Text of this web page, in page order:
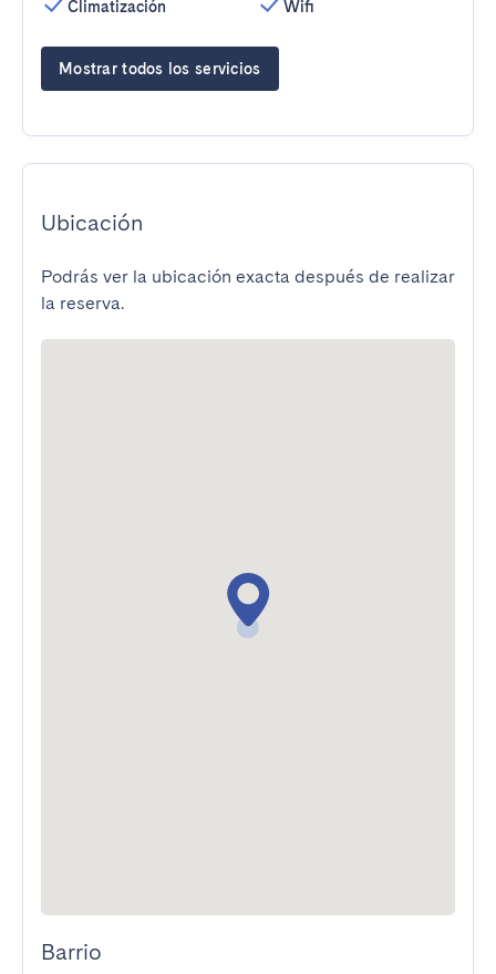
Climatización
Wifi
Mostrar todos los servicios
Ubicación
Podrás ver la ubicación exacta después de realizar
la reserva.
Barrio